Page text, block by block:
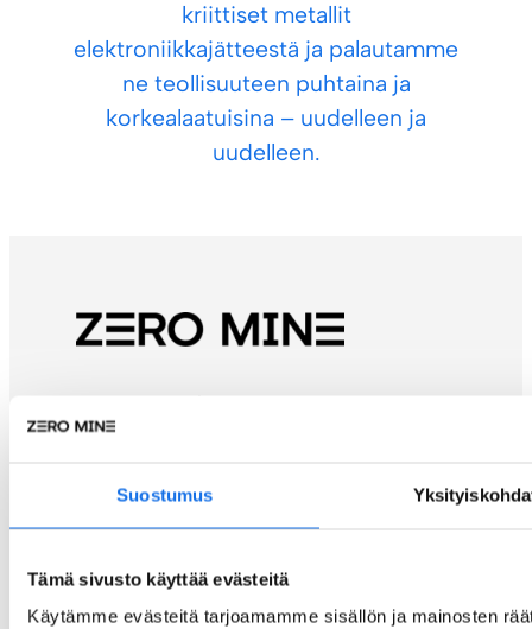
Suostumus
Tämä sivusto käyttää evästeitä
Käytämme evästeitä tarjoamamme sisällön ja mainosten
kriittiset metallit
elektroniikkajätteestä ja palautamme
ne teollisuuteen puhtaina ja
korkealaatuisina – uudelleen ja
uudelleen.
Yhteydenotot:info@zeromine.fi
—————————